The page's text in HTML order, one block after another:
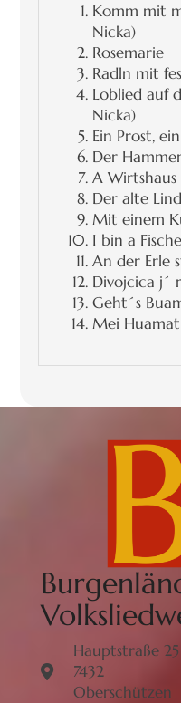
Komm mit
Nicka)
Rosemarie
Radln mit
Loblied auf
Nicka)
Ein Prost,
Der
A
Der alte
Mit einem
I bin a
An der Erle
Divojcica j´
Geht´s
Mei
Hauptstraße 25
7432
Oberschützen